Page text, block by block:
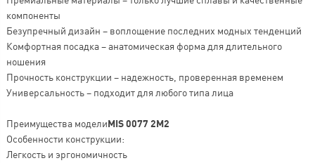
компоненты
Безупречный дизайн – воплощение последних модных тенденций
Комфортная посадка – анатомическая форма для длительного
ношения
Прочность конструкции – надежность, проверенная временем
Универсальность – подходит для любого типа лица
Преимущества моделиMIS 0077 2M2
Особенности конструкции:
Легкость и эргономичность